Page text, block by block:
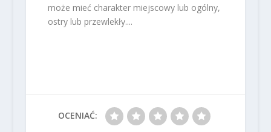
może mieć charakter miejscowy lub ogólny,
ostry lub przewlekły....
OCENIAĆ: